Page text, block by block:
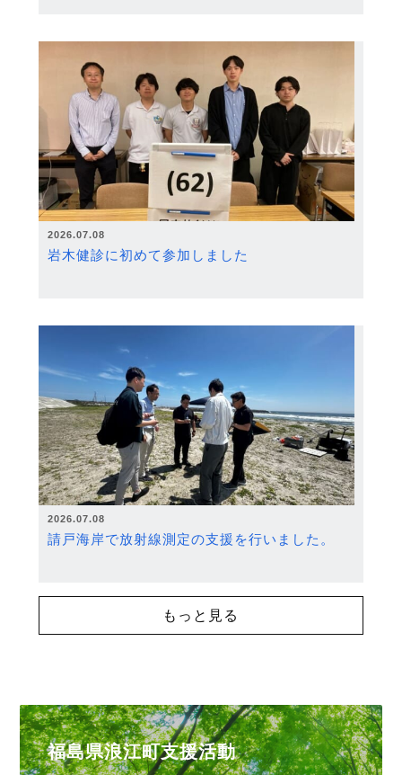
2026.07.08
岩木健診に初めて参加しました
2026.07.08
請戸海岸で放射線測定の支援を行いました。
もっと見る
福島県浪江町支援活動